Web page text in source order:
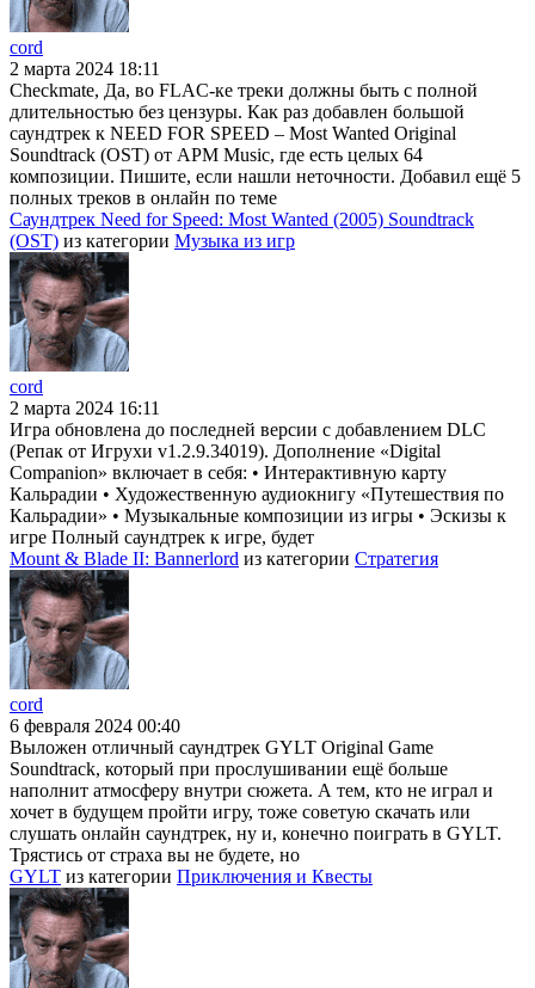
cord
2 марта 2024 18:11
Checkmate, Да, во FLAC-ке треки должны быть с полной
длительностью без цензуры. Как раз добавлен большой
саундтрек к NEED FOR SPEED – Most Wanted Original
Soundtrack (OST) от APM Music, где есть целых 64
композиции. Пишите, если нашли неточности. Добавил ещё 5
полных треков в онлайн по теме
Саундтрек Need for Speed: Most Wanted (2005) Soundtrack
(OST) из категории Музыка из игр
cord
2 марта 2024 16:11
Игра обновлена до последней версии с добавлением DLC
(Репак от Игрухи v1.2.9.34019). Дополнение «Digital
Companion» включает в себя: • Интерактивную карту
Кальрадии • Художественную аудиокнигу «Путешествия по
Кальрадии» • Музыкальные композиции из игры • Эскизы к
игре Полный саундтрек к игре, будет
Mount & Blade II: Bannerlord из категории Стратегия
cord
6 февраля 2024 00:40
Выложен отличный саундтрек GYLT Original Game
Soundtrack, который при прослушивании ещё больше
наполнит атмосферу внутри сюжета. А тем, кто не играл и
хочет в будущем пройти игру, тоже советую скачать или
слушать онлайн саундтрек, ну и, конечно поиграть в GYLT.
Трястись от страха вы не будете, но
GYLT из категории Приключения и Квесты